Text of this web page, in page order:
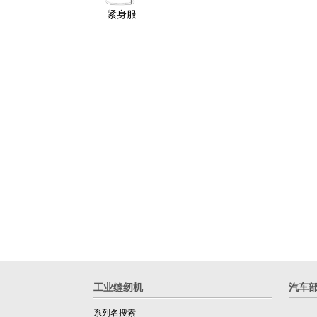
紧身服
工业缝纫机
系列名搜索
汽车